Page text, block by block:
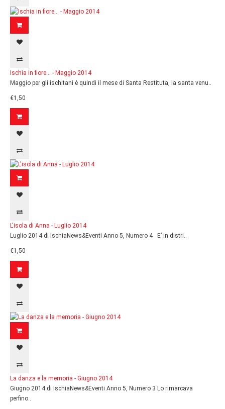
Ischia in fiore... - Maggio 2014
Maggio per gli ischitani è quindi il mese di Santa Restituta, la santa venu..
€1,50
L'isola di Anna - Luglio 2014
Luglio 2014 di IschiaNews&Eventi Anno 5, Numero 4 E’ in distri..
€1,50
La danza e la memoria - Giugno 2014
Giugno 2014 di IschiaNews&Eventi Anno 5, Numero 3 Lo rimarcava
perfino..